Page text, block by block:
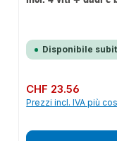
Disponibile
Prezzo normale:
CHF 23.56
Prezzi incl. IVA più